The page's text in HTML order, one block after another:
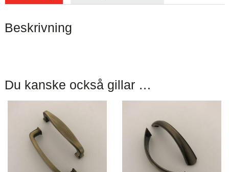
Beskrivning
Du kanske också gillar …